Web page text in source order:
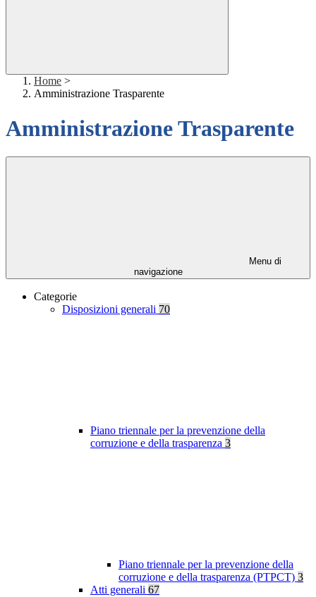
Home >
Amministrazione Trasparente
Amministrazione Trasparente
Menu di
navigazione
Categorie
Disposizioni generali 70
Piano triennale per la prevenzione della
corruzione e della trasparenza 3
Piano triennale per la prevenzione della
corruzione e della trasparenza (PTPCT) 3
Atti generali 67